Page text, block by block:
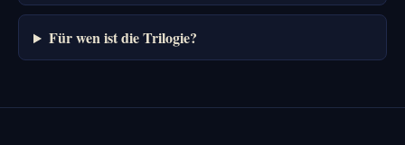
Für wen ist die Trilogie?